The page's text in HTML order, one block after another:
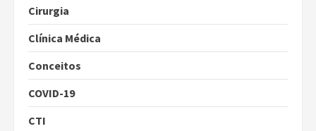
Cirurgia
Clínica Médica
Conceitos
COVID-19
CTI